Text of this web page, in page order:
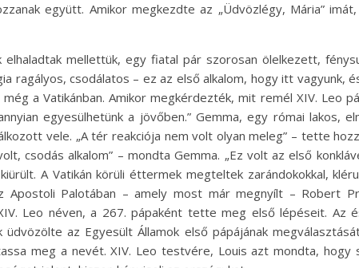
együtt. Amikor megkezdte az „Üdvözlégy, Mária”
mellettük, egy fiatal pár szorosan ölelkezett,
ragályos, csodálatos – ez az első alkalom, hogy itt vagyunk,
a Vatikánban. Amikor megkérdezték, mit remél XIV. Leo
egyesülhetünk a jövőben.” Gemma, egy római lakos,
vele. „A tér reakciója nem volt olyan meleg” – tette
csodás alkalom” – mondta Gemma. „Ez volt az első
A Vatikán körüli éttermek megteltek zarándokokkal,
Palotában – amely most már megnyílt – Robert
Leo néven, a 267. pápaként tette meg első lépéseit. Az
az Egyesült Államok első pápájának
meg a nevét. XIV. Leo testvére, Louis azt mondta, hogy